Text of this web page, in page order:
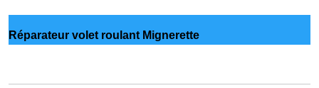
Réparateur volet roulant Mignerette